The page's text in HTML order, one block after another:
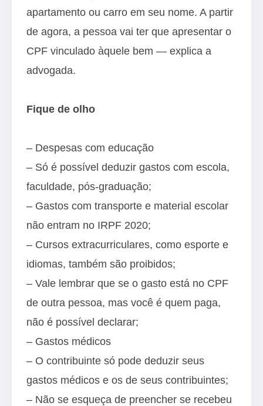
apartamento ou carro em seu nome. A partir
de agora, a pessoa vai ter que apresentar o
CPF vinculado àquele bem — explica a
advogada.
Fique de olho
– Despesas com educação
– Só é possível deduzir gastos com escola,
faculdade, pós-graduação;
– Gastos com transporte e material escolar
não entram no IRPF 2020;
– Cursos extracurriculares, como esporte e
idiomas, também são proibidos;
– Vale lembrar que se o gasto está no CPF
de outra pessoa, mas você é quem paga,
não é possível declarar;
– Gastos médicos
– O contribuinte só pode deduzir seus
gastos médicos e os de seus contribuintes;
– Não se esqueça de preencher se recebeu